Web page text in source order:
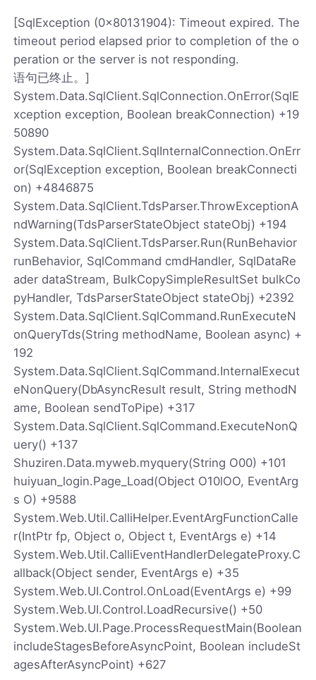
[SqlException (0x80131904): Timeout expired. The
timeout period elapsed prior to completion of the o
peration or the server is not responding.
语句已终止。]
System.Data.SqlClient.SqlConnection.OnError(SqlE
xception exception, Boolean breakConnection) +19
50890
System.Data.SqlClient.SqlInternalConnection.OnErr
or(SqlException exception, Boolean breakConnecti
on) +4846875
System.Data.SqlClient.TdsParser.ThrowExceptionA
ndWarning(TdsParserStateObject stateObj) +194
System.Data.SqlClient.TdsParser.Run(RunBehavior
runBehavior, SqlCommand cmdHandler, SqlDataRe
ader dataStream, BulkCopySimpleResultSet bulkCo
pyHandler, TdsParserStateObject stateObj) +2392
System.Data.SqlClient.SqlCommand.RunExecuteN
onQueryTds(String methodName, Boolean async) +
192
System.Data.SqlClient.SqlCommand.InternalExecut
eNonQuery(DbAsyncResult result, String methodN
ame, Boolean sendToPipe) +317
System.Data.SqlClient.SqlCommand.ExecuteNonQ
uery() +137
Shuziren.Data.myweb.myquery(String O00) +101
huiyuan_login.Page_Load(Object O10lOO, EventArg
s O) +9588
System.Web.Util.CalliHelper.EventArgFunctionCalle
r(IntPtr fp, Object o, Object t, EventArgs e) +14
System.Web.Util.CalliEventHandlerDelegateProxy.C
allback(Object sender, EventArgs e) +35
System.Web.UI.Control.OnLoad(EventArgs e) +99
System.Web.UI.Control.LoadRecursive() +50
System.Web.UI.Page.ProcessRequestMain(Boolean
includeStagesBeforeAsyncPoint, Boolean includeSt
agesAfterAsyncPoint) +627